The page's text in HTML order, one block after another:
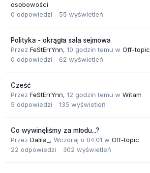
osobowości
0 odpowiedzi 55 wyświetleń
Polityka - okrągła sala sejmowa
Przez FeStErrYnn, 10 godzin temu w Off-topic
0 odpowiedzi 62 wyświetleń
Cześć
Przez FeStErrYnn, 12 godzin temu w Witam
5 odpowiedzi 135 wyświetleń
Co wywinęliśmy za młodu...?
Przez Dalila_ , Wczoraj o 04:01 w Off-topic
22 odpowiedzi 302 wyświetleń